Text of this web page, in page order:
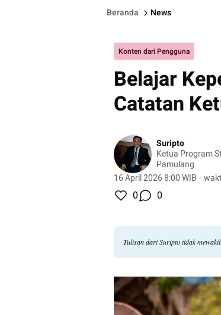
Beranda News
Konten dari Pengguna
Belajar
Catatan
Suripto
Ketua Program
Pamulang
16 April 2026 8:00 WIB ·
0 0
Tulisan dari Suripto tidak